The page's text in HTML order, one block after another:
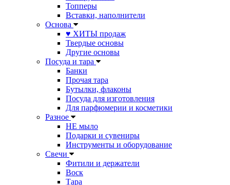
Топперы
Вставки, наполнители
Основа
♥ ХИТЫ продаж
Твердые основы
Другие основы
Посуда и тара
Банки
Прочая тара
Бутылки, флаконы
Посуда для изготовления
Для парфюмерии и косметики
Разное
НЕ мыло
Подарки и сувениры
Инструменты и оборудование
Свечи
Фитили и держатели
Воск
Тара